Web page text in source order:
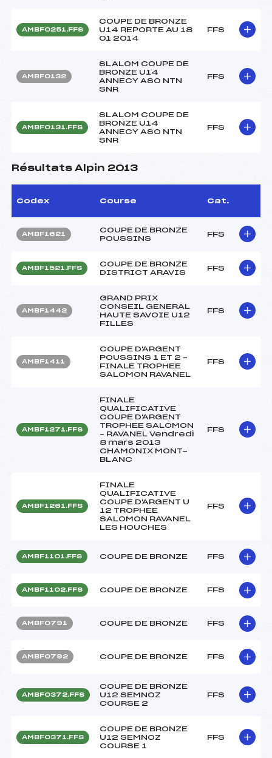
AMBF0251.FFS
COUPE DE BRONZE
U14 REPORTE AU 18
01 2014
FFS
AMBF0132
SLALOM COUPE DE
BRONZE U14
ANNECY ASO NTN
SNR
FFS
AMBF0131.FFS
SLALOM COUPE DE
BRONZE U14
ANNECY ASO NTN
SNR
FFS
Résultats Alpin 2013
Codex Course Cat.
AMBF1621
COUPE DE BRONZE
POUSSINS
FFS
AMBF1521.FFS
COUPE DE BRONZE
DISTRICT ARAVIS
FFS
AMBF1442
GRAND PRIX
CONSEIL GENERAL
HAUTE SAVOIE U12
FILLES
FFS
AMBF1411
COUPE D'ARGENT
POUSSINS 1 ET 2 –
FINALE TROPHEE
SALOMON RAVANEL
FFS
AMBF1271.FFS
FINALE
QUALIFICATIVE
COUPE D'ARGENT
TROPHEE SALOMON
– RAVANEL Vendredi
8 mars 2013
CHAMONIX MONT-
BLANC
FFS
AMBF1261.FFS
FINALE
QUALIFICATIVE
COUPE D'ARGENT U
12 TROPHEE
SALOMON RAVANEL
LES HOUCHES
FFS
AMBF1101.FFS COUPE DE BRONZE FFS
AMBF1102.FFS COUPE DE BRONZE FFS
AMBF0791 COUPE DE BRONZE FFS
AMBF0792 COUPE DE BRONZE FFS
AMBF0372.FFS
COUPE DE BRONZE
U12 SEMNOZ
COURSE 2
FFS
AMBF0371.FFS
COUPE DE BRONZE
U12 SEMNOZ
COURSE 1
FFS